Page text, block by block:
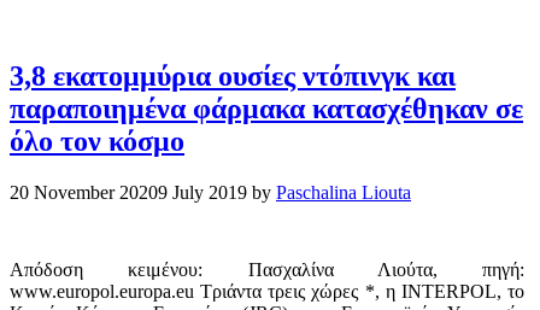
3,8 εκατομμύρια ουσίες ντόπινγκ και
παραποιημένα φάρμακα κατασχέθηκαν σε
όλο τον κόσμο
20 November 20209 July 2019 by Paschalina Liouta
Απόδοση κειμένου: Πασχαλίνα Λιούτα, πηγή:
www.europol.europa.eu Τριάντα τρεις χώρες *, η INTERPOL, το